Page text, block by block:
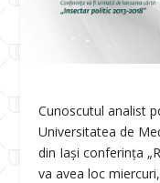
Cunoscutul analist
Universitatea de
din Iași conferința
va avea loc